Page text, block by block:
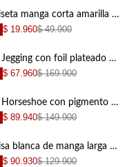
+
+
+
+
Camiseta manga corta amarilla para niña
$ 19.960$ 49.900
Jean Jegging con foil plateado para niña
$ 67.960$ 169.900
Jean Horseshoe con pigmento vintage para niña
$ 89.940$ 149.900
Camisa blanca de manga larga con volumen para niña
$ 90.930$ 129.900